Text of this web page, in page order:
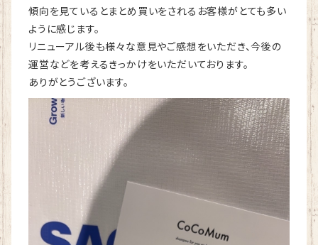
傾向を見ているとまとめ買いをされるお客様がとても多い
ように感じます。
リニューアル後も様々な意見やご感想をいただき、今後の
運営などを考えるきっかけをいただいております。
ありがとうございます。